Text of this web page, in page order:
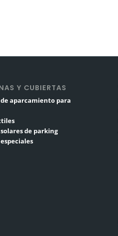
Y CUBIERTAS
aparcamiento para
de parking